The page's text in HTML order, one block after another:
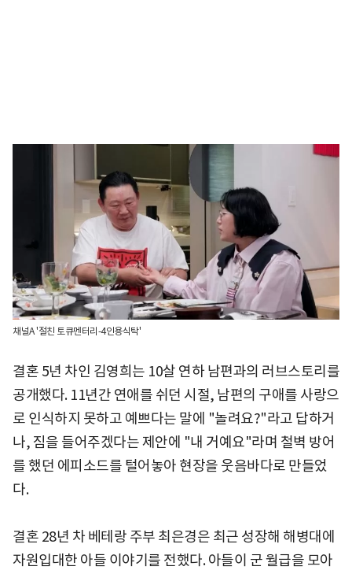
채널A '절친 토큐멘터리-4인용식탁'
결혼 5년 차인 김영희는 10살 연하 남편과의 러브스토리를
공개했다. 11년간 연애를 쉬던 시절, 남편의 구애를 사랑으
로 인식하지 못하고 예쁘다는 말에 "놀려요?"라고 답하거
나, 짐을 들어주겠다는 제안에 "내 거예요"라며 철벽 방어
를 했던 에피소드를 털어놓아 현장을 웃음바다로 만들었
다.
결혼 28년 차 베테랑 주부 최은경은 최근 성장해 해병대에
자원입대한 아들 이야기를 전했다. 아들이 군 월급을 모아